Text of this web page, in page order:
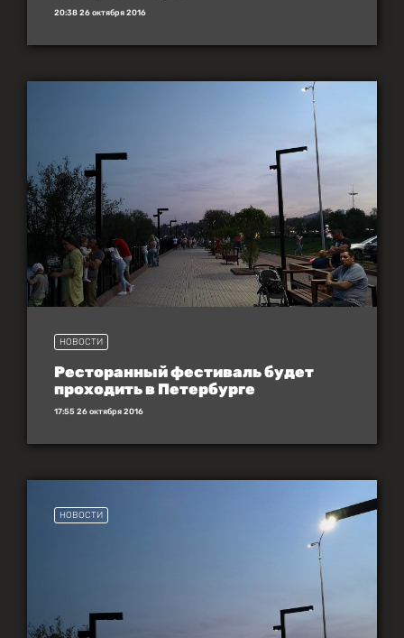
20:38 26 октября 2016
НОВОСТИ
Ресторанный фестиваль будет
проходить в Петербурге
17:55 26 октября 2016
НОВОСТИ